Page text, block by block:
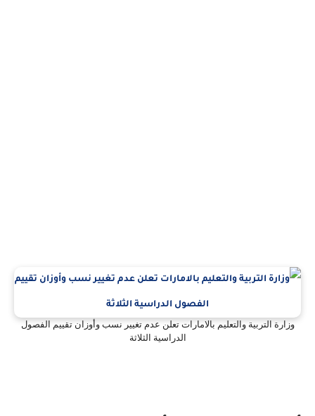
وزارة التربية والتعليم بالامارات تعلن عدم تغيير نسب وأوزان تقييم الفصول
الدراسية الثلاثة